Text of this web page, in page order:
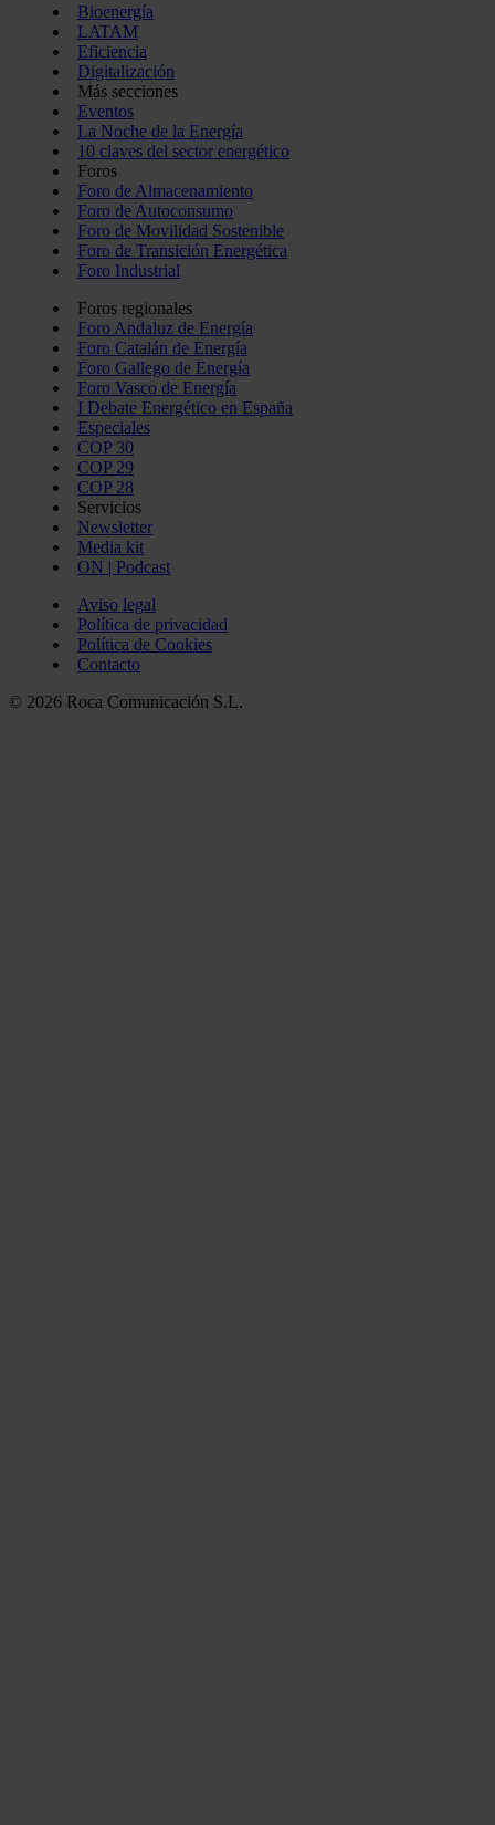
Bioenergía
LATAM
Eficiencia
Digitalización
Más secciones
Eventos
La Noche de la Energía
10 claves del sector energético
Foros
Foro de Almacenamiento
Foro de Autoconsumo
Foro de Movilidad Sostenible
Foro de Transición Energética
Foro Industrial
Foros regionales
Foro Andaluz de Energía
Foro Catalán de Energía
Foro Gallego de Energía
Foro Vasco de Energía
I Debate Energético en España
Especiales
COP 30
COP 29
COP 28
Servicios
Newsletter
Media kit
ON | Podcast
Aviso legal
Política de privacidad
Política de Cookies
Contacto
© 2026 Roca Comunicación S.L.